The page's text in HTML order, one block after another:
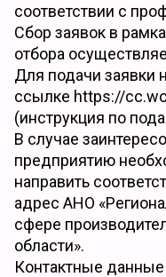
соответствии с
Сбор заявок в
отбора
Для подачи заявки
ссылке https://
(инструкция по
В случае
предприятию
направить
адрес АНО
сфере
области».
Контактные